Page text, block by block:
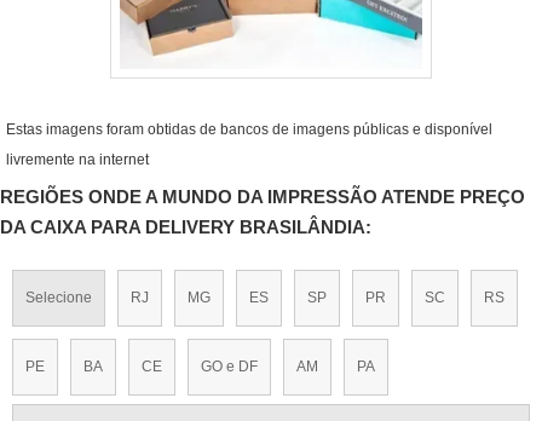
Estas imagens foram obtidas de bancos de imagens públicas e disponível
livremente na internet
REGIÕES ONDE A MUNDO DA IMPRESSÃO ATENDE PREÇO
DA CAIXA PARA DELIVERY BRASILÂNDIA:
Selecione RJ MG ES SP PR SC RS
PE BA CE GO e DF AM PA